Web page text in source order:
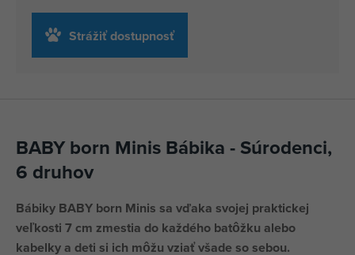
Strážiť dostupnosť
BABY born Minis Bábika - Súrodenci,
6 druhov
Bábiky BABY born Minis sa vďaka svojej praktickej
veľkosti 7 cm zmestia do každého batôžku alebo
kabelky a deti si ich môžu vziať všade so sebou.